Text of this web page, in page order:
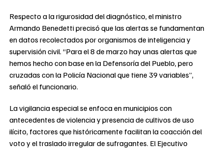
Respecto a la rigurosidad del diagnóstico, el ministro
Armando Benedetti precisó que las alertas se fundamentan
en datos recolectados por organismos de inteligencia y
supervisión civil. “Para el 8 de marzo hay unas alertas que
hemos hecho con base en la Defensoría del Pueblo, pero
cruzadas con la Policía Nacional que tiene 39 variables”,
señaló el funcionario.
La vigilancia especial se enfoca en municipios con
antecedentes de violencia y presencia de cultivos de uso
ilícito, factores que históricamente facilitan la coacción del
voto y el traslado irregular de sufragantes. El Ejecutivo